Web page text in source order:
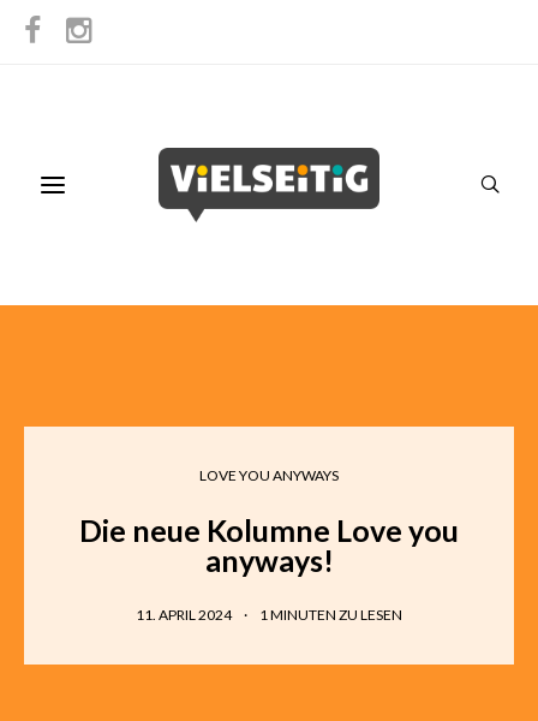
LOVE YOU ANYWAYS
Die neue Kolumne Love you
anyways!
11. APRIL 2024 1MINUTEN ZU LESEN